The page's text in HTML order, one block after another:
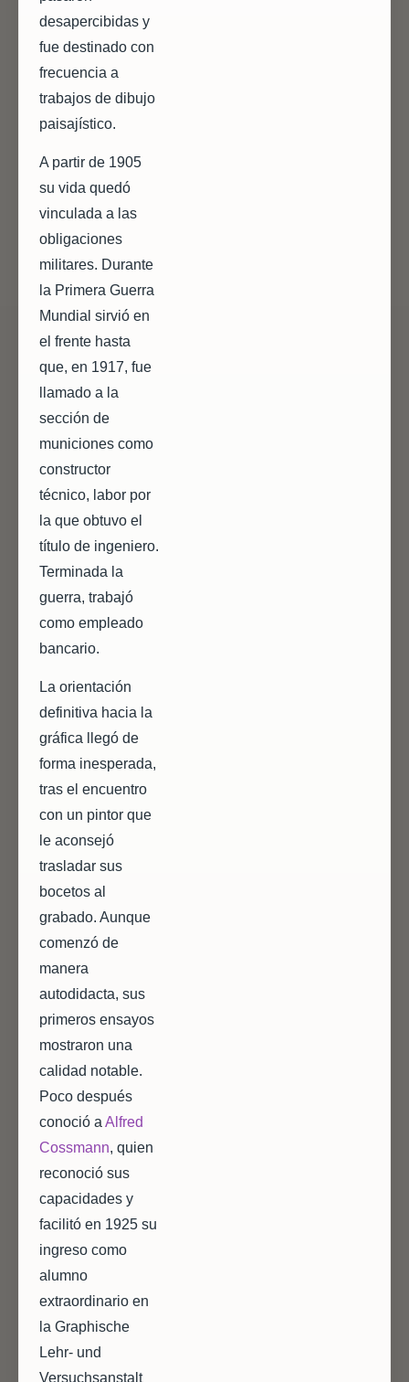
desapercibidas y
fue destinado con
frecuencia a
trabajos de dibujo
paisajístico.
A partir de 1905
su vida quedó
vinculada a las
obligaciones
militares. Durante
la Primera Guerra
Mundial sirvió en
el frente hasta
que, en 1917, fue
llamado a la
sección de
municiones como
constructor
técnico, labor por
la que obtuvo el
título de ingeniero.
Terminada la
guerra, trabajó
como empleado
bancario.
La orientación
definitiva hacia la
gráfica llegó de
forma inesperada,
tras el encuentro
con un pintor que
le aconsejó
trasladar sus
bocetos al
grabado. Aunque
comenzó de
manera
autodidacta, sus
primeros ensayos
mostraron una
calidad notable.
Poco después
conoció a Alfred
Cossmann, quien
reconoció sus
capacidades y
facilitó en 1925 su
ingreso como
alumno
extraordinario en
la Graphische
Lehr- und
Versuchsanstalt